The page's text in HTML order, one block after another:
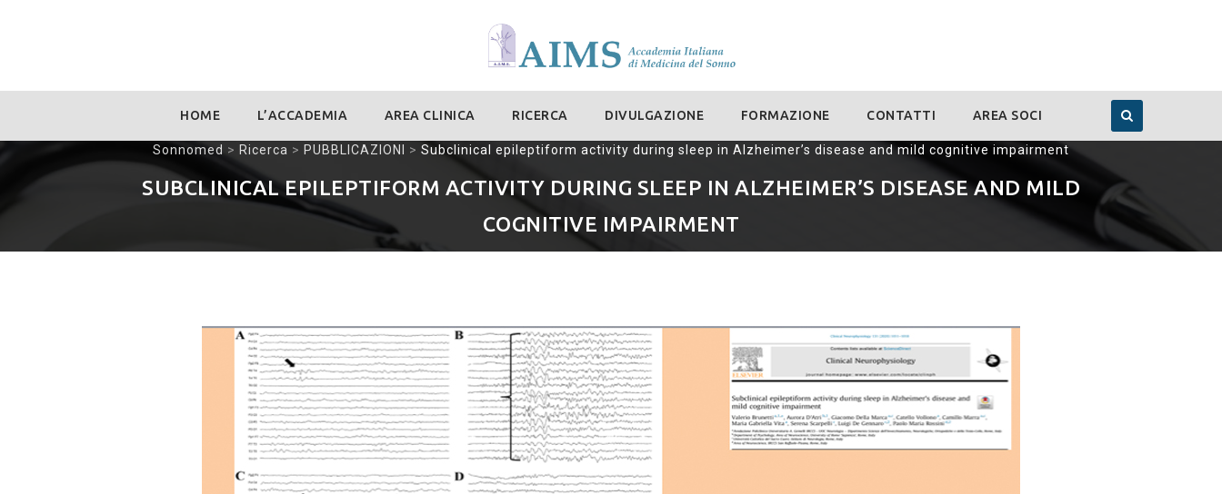
content
HOME L’ACCADEMIA AREA CLINICA RICERCA DIVULGAZIONE FORMAZIONE CONTATTI AREA SOCI
Sonnomed > Ricerca > PUBBLICAZIONI > Subclinical epileptiform activity during sleep in Alzheimer’s disease and mild cognitive impairment
SUBCLINICAL EPILEPTIFORM ACTIVITY DURING SLEEP IN ALZHEIMER’S DISEASE AND MILD
COGNITIVE IMPAIRMENT